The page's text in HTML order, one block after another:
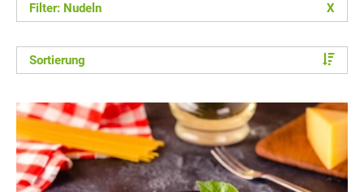
Filter: Nudeln X
Sortierung